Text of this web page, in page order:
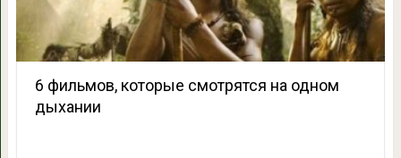
6 фильмов, которые смотрятся на одном
дыхании